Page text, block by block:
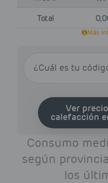
Total
Más
Ver
calefacción
Consumo
según
los